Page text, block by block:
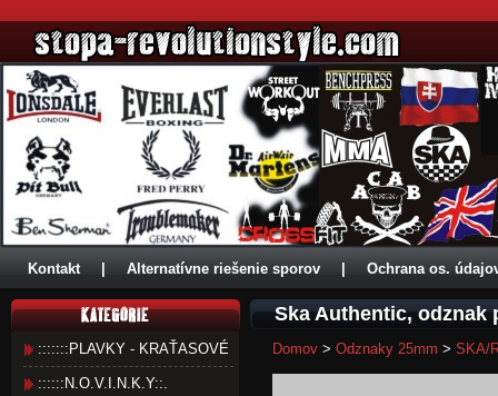
Kontakt Alternatívne riešenie sporov Ochrana os.
:::::::PLAVKY - KRAŤASOVÉ
::::::N.O.V.I.N.K.Y::.
Ska Authentic, odznak
Domov > Odznaky 25mm > SKA/